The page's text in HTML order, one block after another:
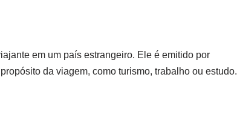
em um país estrangeiro. Ele é emitido por
da viagem, como turismo, trabalho ou estudo.